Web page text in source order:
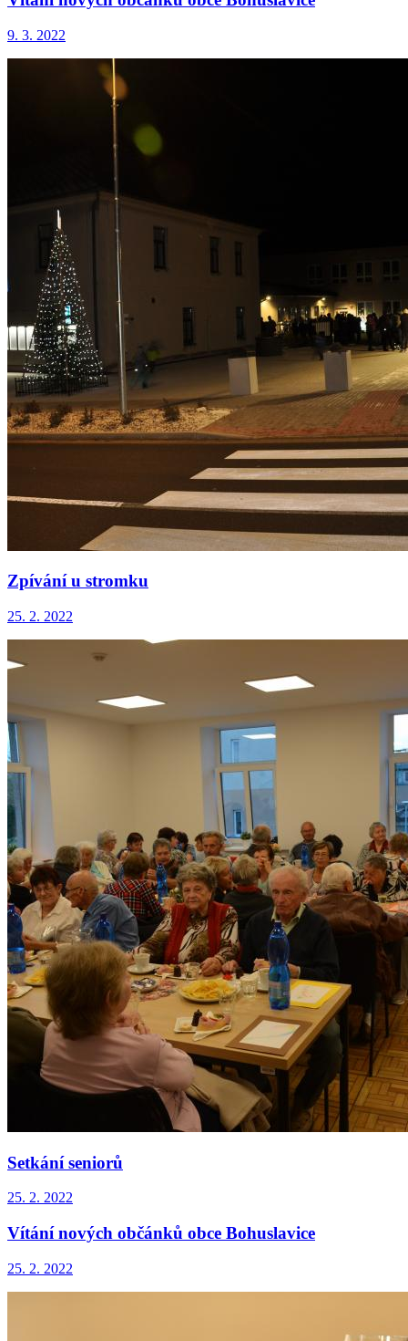
9. 3. 2022
Zpívání u stromku
25. 2. 2022
Setkání seniorů
25. 2. 2022
Vítání nových občánků obce Bohuslavice
25. 2. 2022